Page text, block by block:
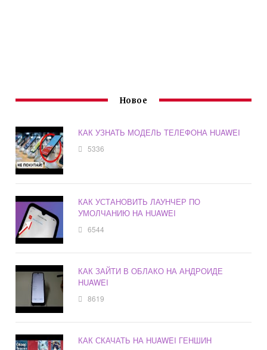
Новое
КАК УЗНАТЬ МОДЕЛЬ ТЕЛЕФОНА HUAWEI
5336
КАК УСТАНОВИТЬ ЛАУНЧЕР ПО
УМОЛЧАНИЮ НА HUAWEI
6544
КАК ЗАЙТИ В ОБЛАКО НА АНДРОИДЕ
HUAWEI
8619
КАК СКАЧАТЬ НА HUAWEI ГЕНШИН